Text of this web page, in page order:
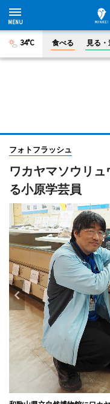
34°C 食べる 見る
フォトフラッシュ
ワカヤマソウリ
る小原学芸員